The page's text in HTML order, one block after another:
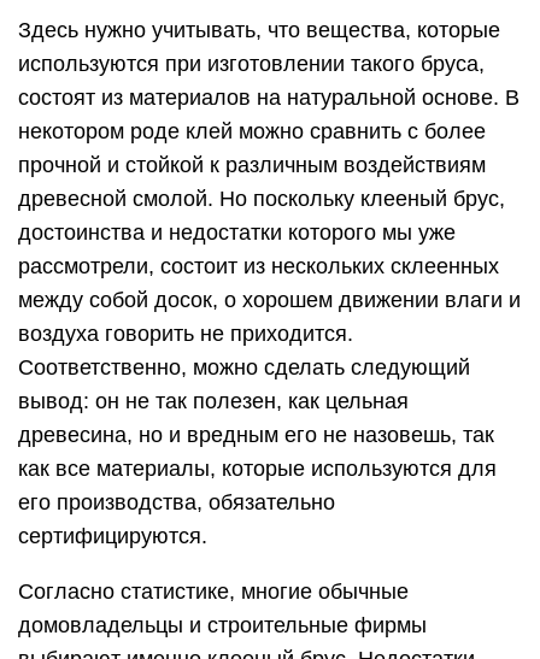
Здесь нужно учитывать, что вещества, которые
используются при изготовлении такого бруса,
состоят из материалов на натуральной основе. В
некотором роде клей можно сравнить с более
прочной и стойкой к различным воздействиям
древесной смолой. Но поскольку клееный брус,
достоинства и недостатки которого мы уже
рассмотрели, состоит из нескольких склеенных
между собой досок, о хорошем движении влаги и
воздуха говорить не приходится.
Соответственно, можно сделать следующий
вывод: он не так полезен, как цельная
древесина, но и вредным его не назовешь, так
как все материалы, которые используются для
его производства, обязательно
сертифицируются.
Согласно статистике, многие обычные
домовладельцы и строительные фирмы